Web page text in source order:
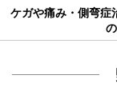
ケガや痛み・側弯症